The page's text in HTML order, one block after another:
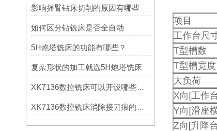
影响摇臂钻床切削的原因有哪些
如何区分钻铣床是否全自动
5H炮塔铣床的功能有哪些？
复杂形状的加工就选5H炮塔铣床
XK7136数控铣床可以开设哪些考核项目？
XK7136数控铣床消除接刀痕的操作
项目
工作台尺
T型槽数
T型槽宽度
大负荷
X向[工作
Y向[滑座
Z向[升降